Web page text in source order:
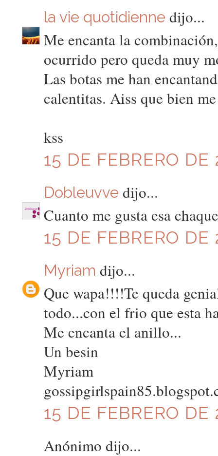
la vie quotidienne dijo...
Me encanta la
ocurrido pero queda muy
Las botas me han
calentitas. Aiss que bien
kss
15 DE FEBRERO
Dobleuvve dijo...
Cuanto me gusta esa
15 DE FEBRERO DE
Myriam dijo...
Que wapa!!!!Te queda
todo...con el frio que esta
Me encanta el anillo...
Un besin
Myriam
15 DE FEBRERO DE
Anónimo dijo...